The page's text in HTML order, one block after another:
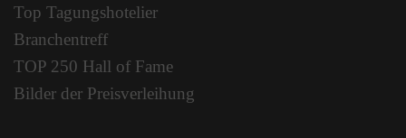
Top Tagungshotelier
Branchentreff
TOP 250 Hall of Fame
Bilder der Preisverleihung